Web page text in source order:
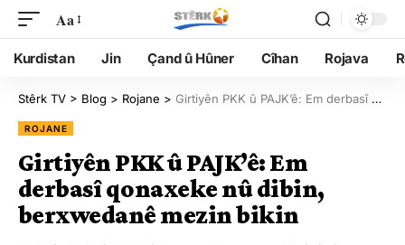
Aa
Kurdistan Jin Çand û Hûner Cîhan Rojava
Stêrk TV > Blog > Rojane > Girtiyên PKK û PAJK’ê: Em derbasî qonaxeke nû dibin, berxwedanê mezin bikin
ROJANE
Girtiyên PKK û PAJK’ê: Em
derbasî qonaxeke nû dibin,
berxwedanê mezin bikin